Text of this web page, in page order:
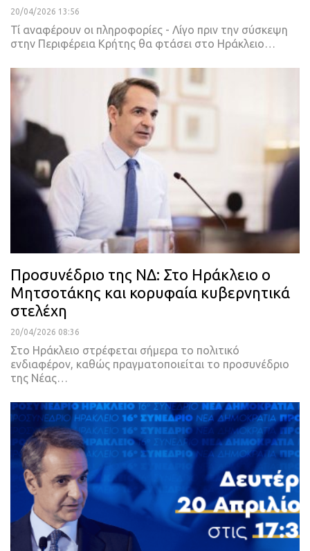
20/04/2026 13:56
Τί αναφέρουν οι πληροφορίες - Λίγο πριν την σύσκεψη
στην Περιφέρεια Κρήτης θα φτάσει στο Ηράκλειο…
Προσυνέδριο της ΝΔ: Στο Ηράκλειο ο
Μητσοτάκης και κορυφαία κυβερνητικά
στελέχη
20/04/2026 08:36
Στο Ηράκλειο στρέφεται σήμερα το πολιτικό
ενδιαφέρον, καθώς πραγματοποιείται το προσυνέδριο
της Νέας…